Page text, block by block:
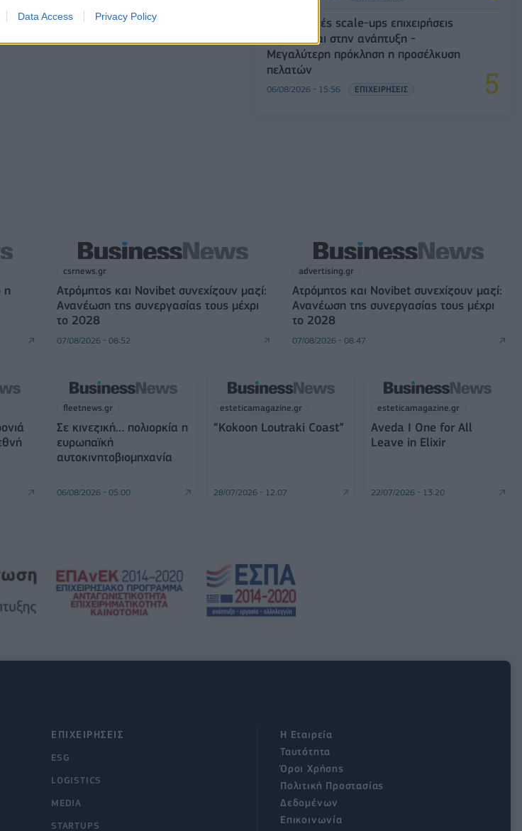
Data Access Privacy Policy
Οι ελληνικές scale-ups επιχειρήσεις
στρέφονται στην ανάπτυξη -
Μεγαλύτερη πρόκληση η προσέλκυση
πελατών
06/08/2026 - 15:56 ΕΠΙΧΕΙΡΗΣΕΙΣ
η
csrnews.gr
Ατρόμητος και Novibet συνεχίζουν μαζί:
Ανανέωση της συνεργασίας τους μέχρι
το 2028
07/08/2026 - 08:52
advertising.gr
Ατρόμητος και Novibet συνεχίζουν μαζί:
Ανανέωση της συνεργασίας τους μέχρι
το 2028
07/08/2026 - 08:47
fleetnews.gr
Σε κινεζική… πολιορκία η
ευρωπαϊκή
αυτοκινητοβιομηχανία
06/08/2026 - 05:00
esteticamagazine.gr
“Kokoon Loutraki Coast”
28/07/2026 - 12:07
esteticamagazine.gr
Aveda I One for All
Leave in Elixir
22/07/2026 - 13:20
ΕΠΙΧΕΙΡΗΣΕΙΣ
ESG
LOGISTICS
MEDIA
STARTUPS
Η Εταιρεία
Ταυτότητα
Όροι Χρήσης
Πολιτική Προστασίας
Δεδομένων
Επικοινωνία